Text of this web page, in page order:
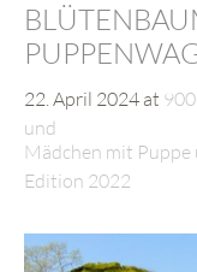
22. April 2024 at
und
Mädchen mit
Edition 2022